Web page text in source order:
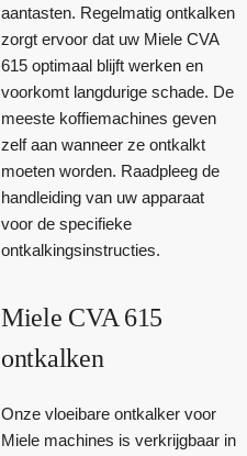
aantasten. Regelmatig ontkalken
zorgt ervoor dat uw Miele CVA
615 optimaal blijft werken en
voorkomt langdurige schade. De
meeste koffiemachines geven
zelf aan wanneer ze ontkalkt
moeten worden. Raadpleeg de
handleiding van uw apparaat
voor de specifieke
ontkalkingsinstructies.
Miele CVA 615
ontkalken
Onze vloeibare ontkalker voor
Miele machines is verkrijgbaar in